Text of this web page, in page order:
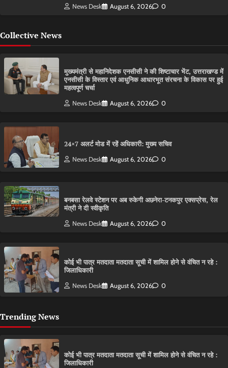
News Desk August 6, 2026 0
Collective News
मुख्यमंत्री से महानिदेशक एनसीसी ने की शिष्टाचार भेंट, उत्तराखण्ड में
एनसीसी के विस्तार एवं आधुनिक आधारभूत संरचना के विकास पर हुई
महत्वपूर्ण चर्चा
News Desk August 6, 2026 0
24×7 अलर्ट मोड में रहें अधिकारी: मुख्य सचिव
News Desk August 6, 2026 0
बनबसा रेलवे स्टेशन पर अब रुकेगी अछनेरा-टनकपुर एक्सप्रेस, रेल
मंत्री ने दी स्वीकृति
News Desk August 6, 2026 0
कोई भी पात्र मतदाता मतदाता सूची में शामिल होने से वंचित न रहे :
जिलाधिकारी
News Desk August 6, 2026 0
Trending News
कोई भी पात्र मतदाता मतदाता सूची में शामिल होने से वंचित न रहे :
जिलाधिकारी